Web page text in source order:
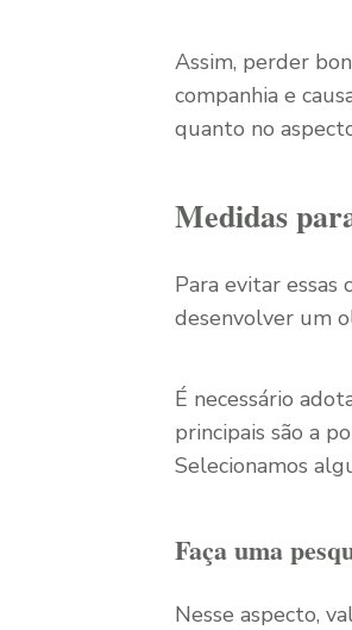
Assim, perder
companhia e
quanto no
Medidas
Para evitar essas
desenvolver um
É necessário
principais são a
Selecionamos
Faça uma
Nesse aspecto,